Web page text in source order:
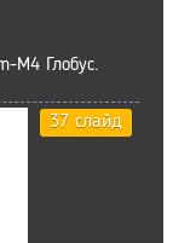
M4 Глобус.
37 слайд